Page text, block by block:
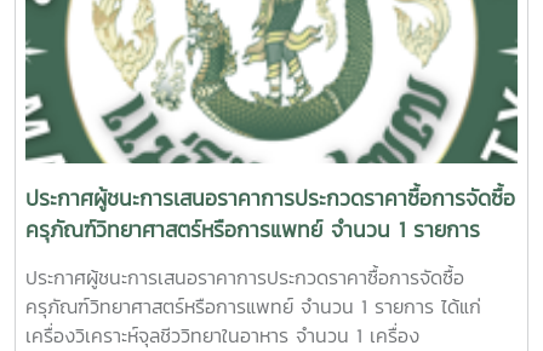
ประกาศผู้ชนะการเสนอราคาการประกวดราคาซื้อการจัดซื้อ
ครุภัณฑ์วิทยาศาสตร์หรือการแพทย์ จำนวน 1 รายการ
ได้แก่ เครื่องวิเคราะห์จุลชีววิทยาในอาหาร จำนวน 1 เครื่อง
ประกาศผู้ชนะการเสนอราคาการประกวดราคาซื้อการจัดซื้อ
ครุภัณฑ์วิทยาศาสตร์หรือการแพทย์ จำนวน 1 รายการ ได้แก่
เครื่องวิเคราะห์จุลชีววิทยาในอาหาร จำนวน 1 เครื่อง